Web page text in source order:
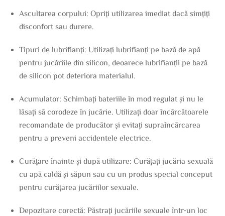
Ascultarea corpului: Opriți utilizarea imediat dacă simțiți
disconfort sau durere.
Tipuri de lubrifianți: Utilizați lubrifianți pe bază de apă
pentru jucăriile din silicon, deoarece lubrifianții pe bază
de silicon pot deteriora materialul.
Acumulator: Schimbați bateriile în mod regulat și nu le
lăsați să corodeze în jucărie. Utilizați doar încărcătoarele
recomandate de producător și evitați supraîncărcarea
pentru a preveni accidentele electrice.
Curățare înainte și după utilizare: Curățați jucăria sexuală
cu apă caldă și săpun sau cu un produs special conceput
pentru curățarea jucăriilor sexuale.
Depozitare corectă: Păstrați jucăriile sexuale într-un loc